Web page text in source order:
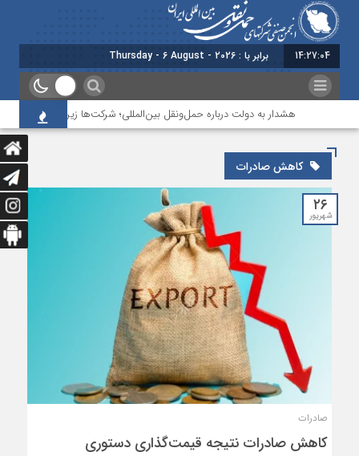
14:27:05 برابر با : Thursday - 6 August - 2026
هشدار به دولت درباره حمل‌ونقل بین‌المللی؛ شرکت‌ها زیر فشار نقدینگی،
کاهش صادرات
۲۶
شهریور
صادرات
کاهش صادرات نتیجه قیمت‌گذاری دستوری